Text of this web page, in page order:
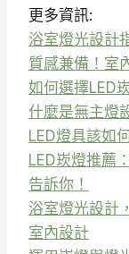
更多資訊:
浴室燈光設計
質感兼備！室
如何選擇LED
什麼是無主燈
LED燈具該如
LED崁燈推薦
告訴你！
浴室燈光設計
室內設計